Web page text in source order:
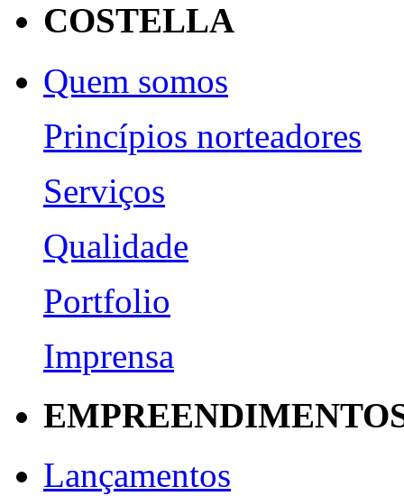
COSTELLA
Quem somos
Princípios norteadores
Serviços
Qualidade
Portfolio
Imprensa
Lançamentos